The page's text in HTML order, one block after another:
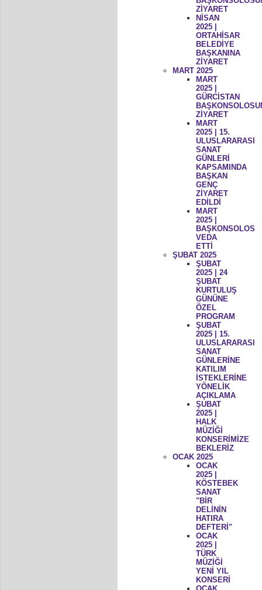
ZİYARET
NİSAN
2025 |
ORTAHİSAR
BELEDİYE
BAŞKANINA
ZİYARET
MART 2025
MART
2025 |
GÜRCİSTAN
ZİYARET
MART
2025 | 15.
ULUSLARARASI
SANAT
GÜNLERİ
KAPSAMINDA
BAŞKAN
GENÇ
ZİYARET
EDİLDİ
MART
2025 |
BAŞKONSOLOS
VEDA
ETTİ
ŞUBAT 2025
ŞUBAT
2025 | 24
ŞUBAT
KURTULUŞ
GÜNÜNE
ÖZEL
PROGRAM
ŞUBAT
2025 | 15.
ULUSLARARASI
SANAT
GÜNLERİNE
KATILIM
İSTEKLERİNE
YÖNELİK
AÇIKLAMA
ŞUBAT
2025 |
HALK
MÜZİĞİ
KONSERİMİZE
BEKLERİZ
OCAK 2025
OCAK
2025 |
KÖSTEBEK
SANAT
"BİR
DELİNİN
HATIRA
DEFTERİ"
OCAK
2025 |
TÜRK
MÜZİĞİ
YENİ YIL
KONSERİ